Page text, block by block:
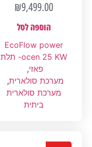
₪9,499.00
הוספה לסל
EcoFlow power
ocen 25 KW- תלת
פאזי,
מערכת סולארית,
מערכת סולארית
ביתית